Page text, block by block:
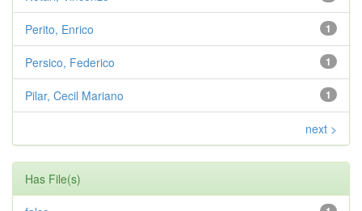
1
Perito, Enrico
1
Persico, Federico
1
Pilar, Cecil Mariano
next >
Has File(s)